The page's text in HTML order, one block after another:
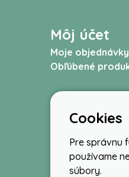
Môj účet
Moje objednávky
Obľúbené
Cookies
Pre správnu
používame
súbory.